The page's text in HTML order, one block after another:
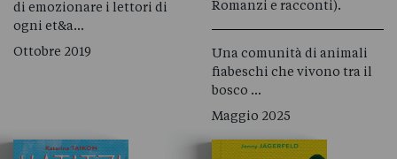
di emozionare i lettori di
ogni et&a…
Ottobre 2019
Romanzi e racconti).
Una comunità di animali
fiabeschi che vivono tra il
bosco …
Maggio 2025